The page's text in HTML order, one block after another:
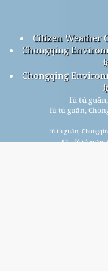
Citizen Weather
Chongqing
Chongqing
fú tú
fú tú guān,
fú tú guān,
82 - fú tú guān,